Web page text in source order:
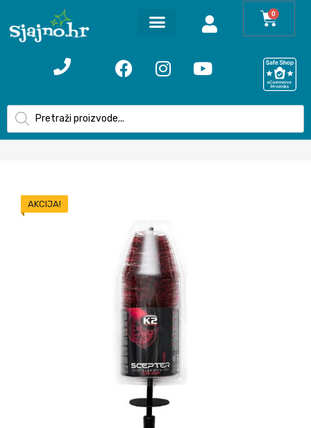
0
AKCIJA!